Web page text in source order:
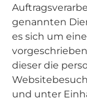
genannten
es sich um
dieser die
und unter